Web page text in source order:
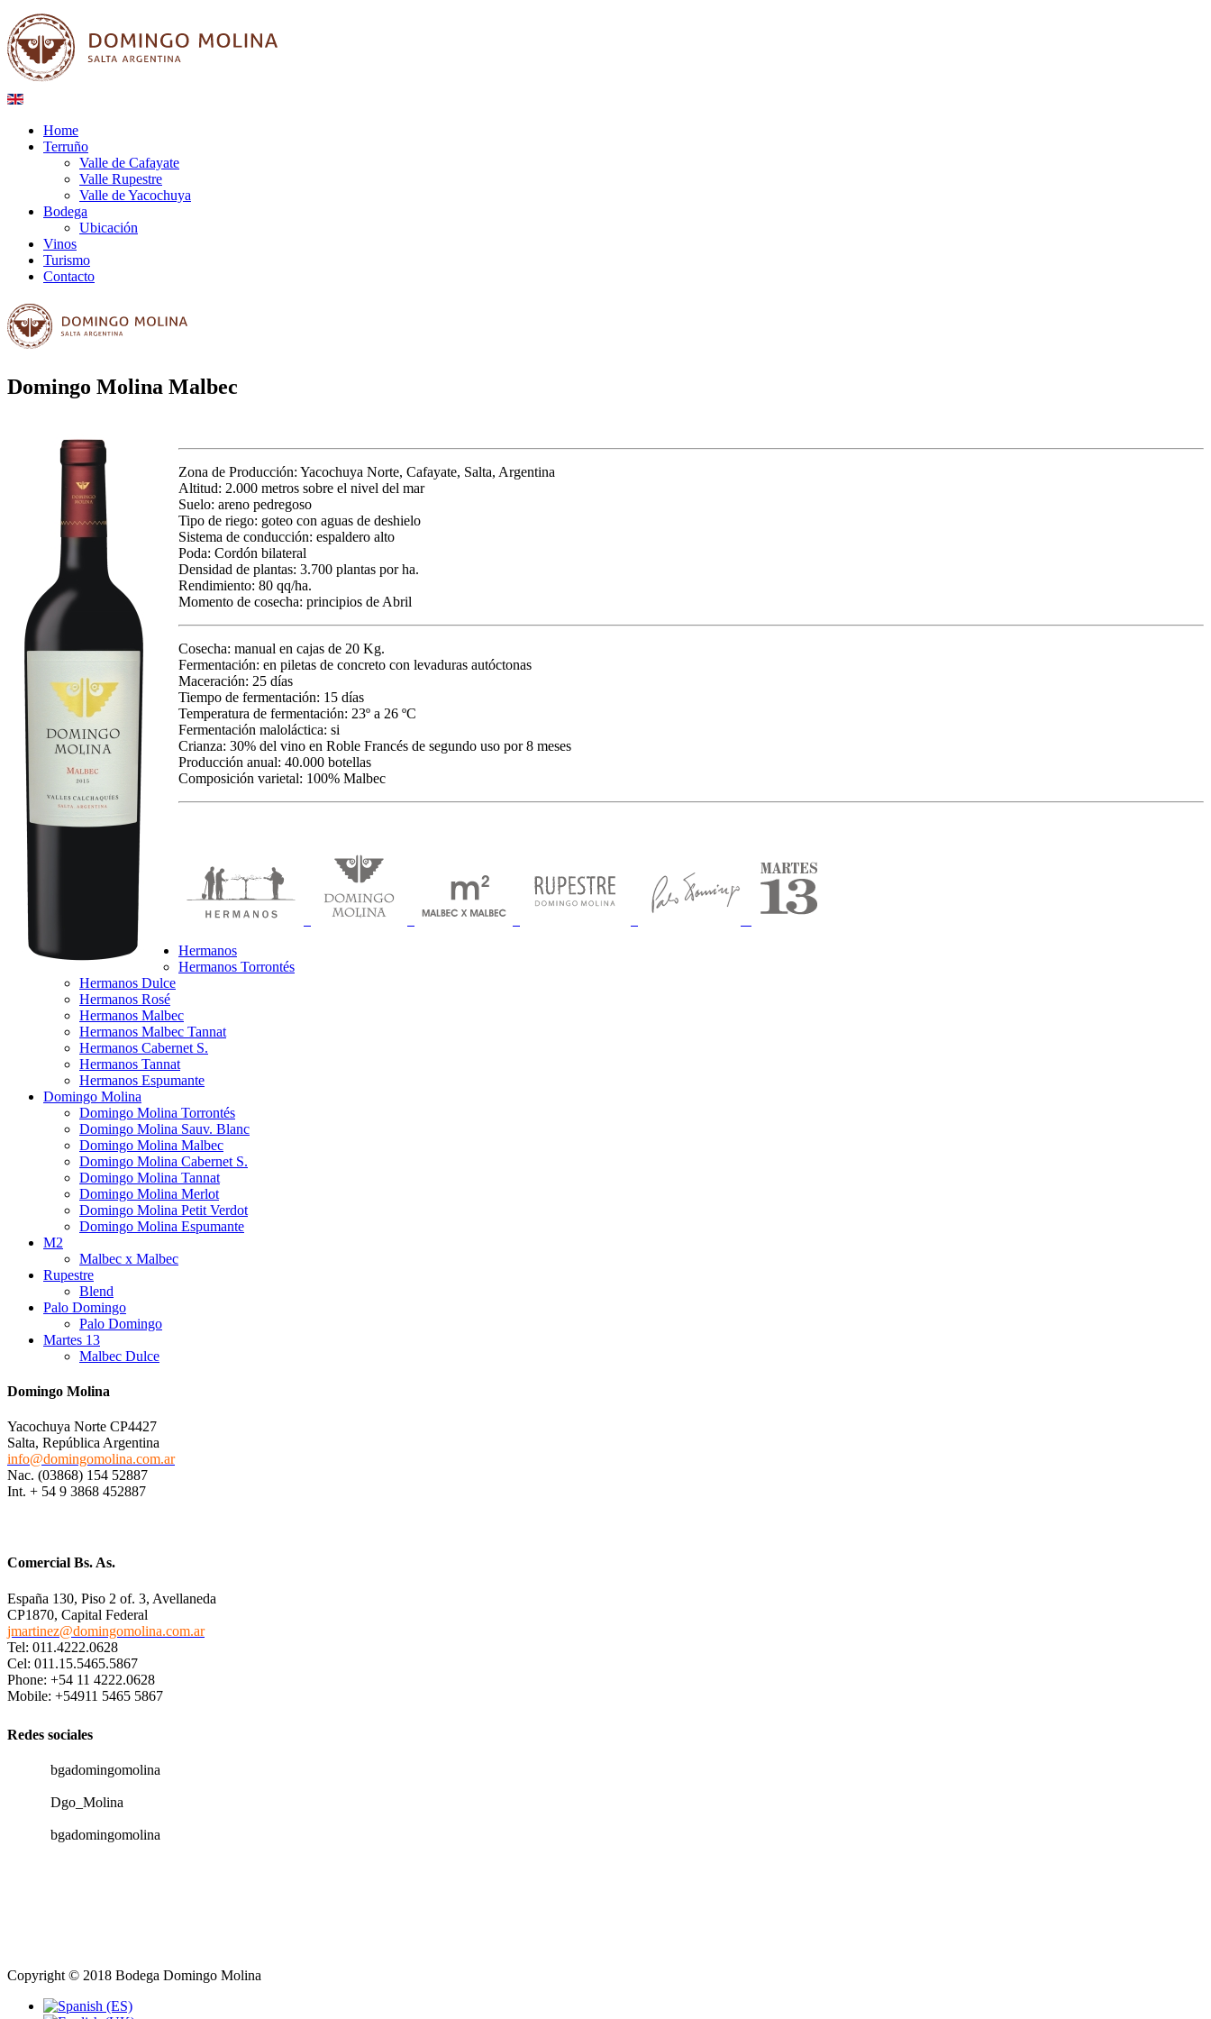
Home
Terruño
Valle de Cafayate
Valle Rupestre
Valle de Yacochuya
Bodega
Ubicación
Vinos
Turismo
Contacto
Domingo Molina Malbec
Zona de Producción: Yacochuya Norte, Cafayate, Salta, Argentina
Altitud: 2.000 metros sobre el nivel del mar
Suelo: areno pedregoso
Tipo de riego: goteo con aguas de deshielo
Sistema de conducción: espaldero alto
Poda: Cordón bilateral
Densidad de plantas: 3.700 plantas por ha.
Rendimiento: 80 qq/ha.
Momento de cosecha: principios de Abril
Cosecha: manual en cajas de 20 Kg.
Fermentación: en piletas de concreto con levaduras autóctonas
Maceración: 25 días
Tiempo de fermentación: 15 días
Temperatura de fermentación: 23º a 26 ºC
Fermentación maloláctica: si
Crianza: 30% del vino en Roble Francés de segundo uso por 8 meses
Producción anual: 40.000 botellas
Composición varietal: 100% Malbec
Hermanos
Hermanos Torrontés
Hermanos Dulce
Hermanos Rosé
Hermanos Malbec
Hermanos Malbec Tannat
Hermanos Cabernet S.
Hermanos Tannat
Hermanos Espumante
Domingo Molina
Domingo Molina Torrontés
Domingo Molina Sauv. Blanc
Domingo Molina Malbec
Domingo Molina Cabernet S.
Domingo Molina Tannat
Domingo Molina Merlot
Domingo Molina Petit Verdot
Domingo Molina Espumante
M2
Malbec x Malbec
Rupestre
Blend
Palo Domingo
Palo Domingo
Martes 13
Malbec Dulce
Domingo Molina
Yacochuya Norte CP4427
Salta, República Argentina
info@domingomolina.com.ar
Nac. (03868) 154 52887
Int. + 54 9 3868 452887
Comercial Bs. As.
España 130, Piso 2 of. 3, Avellaneda
CP1870, Capital Federal
jmartinez@domingomolina.com.ar
Tel: 011.4222.0628
Cel: 011.15.5465.5867
Phone: +54 11 4222.0628
Mobile: +54911 5465 5867
Redes sociales
bgadomingomolina
Dgo_Molina
bgadomingomolina
Copyright © 2018 Bodega Domingo Molina